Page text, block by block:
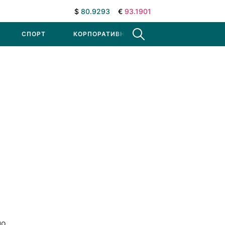
$ 80.9293 € 93.1901
СПОРТ КОРПОРАТИВНЫЕ НОВОСТИ